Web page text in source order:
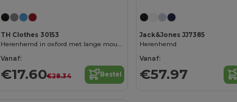
TH Clothes 30153
Herenhemd in oxford met lange mouwen
Vanaf:
€17.60€28.34 Bestel
Jack&Jones JJ7385
Herenhemd
Vanaf:
€57.97